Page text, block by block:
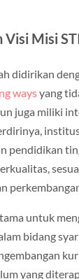
Visi Misi
didirikan
waysyang
juga miliki
pendidikan
untuk
bidang
yang